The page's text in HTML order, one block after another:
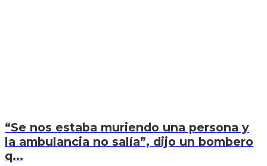
“Se nos estaba muriendo una persona y
la ambulancia no salía”, dijo un bombero
q...